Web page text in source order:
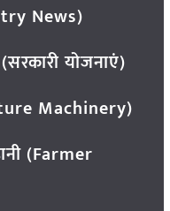
News)
योजनाएं)
Machinery)
(Farmer